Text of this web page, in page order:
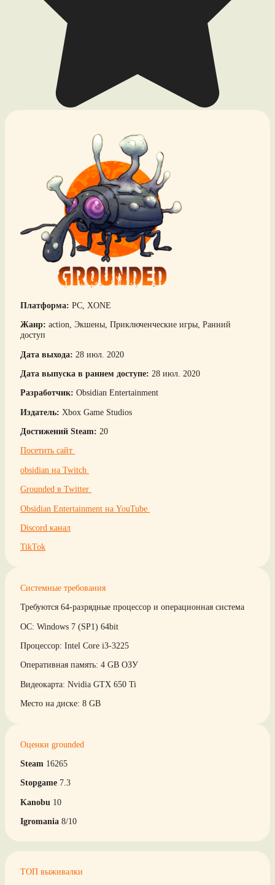
Платформа: PC, XONE
Жанр: action, Экшены, Приключенческие игры, Ранний
доступ
Дата выхода: 28 июл. 2020
Дата выпуска в раннем доступе: 28 июл. 2020
Разработчик: Obsidian Entertainment
Издатель: Xbox Game Studios
Достижений Steam: 20
Посетить сайт
obsidian на Twitch
Grounded в Twitter
Obsidian Entertainment на YouTube
Discord канал
TikTok
Системные требования
Требуются 64-разрядные процессор и операционная система
ОС: Windows 7 (SP1) 64bit
Процессор: Intel Core i3-3225
Оперативная память: 4 GB ОЗУ
Видеокарта: Nvidia GTX 650 Ti
Место на диске: 8 GB
Оценки grounded
Steam 16265
Stopgame 7.3
Kanobu 10
Igromania 8/10
ТОП выживалки